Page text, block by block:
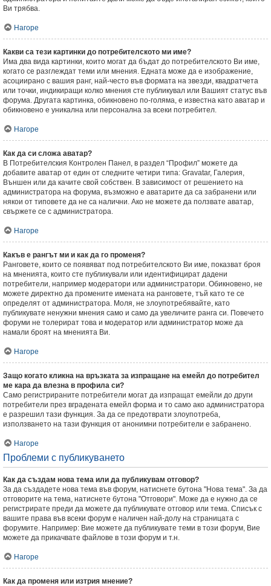
Ви трябва.
Нагоре
Какви са тези картинки до потребителското ми име?
Има два вида картинки, които могат да бъдат до потребителското Ви име,
когато се разглеждат теми или мнения. Едната може да е изображение,
асоциирано с вашия ранг, най-често във формата на звезди, квадратчета
или точки, индикиращи колко мнения сте публикувал или Вашият статус във
форума. Другата картинка, обикновено по-голяма, е известна като аватар и
обикновено е уникална или персонална за всеки потребител.
Нагоре
Как да си сложа аватар?
В Потребителския Контролен Панел, в раздел “Профил” можете да
добавите аватар от един от следните четири типа: Gravatar, Галерия,
Външен или да качите свой собствен. В зависимост от решението на
администратора на форума, възможно е аватарите да са забранени или
някои от типовете да не са налични. Ако не можете да ползвате аватар,
свържете се с администратора.
Нагоре
Какъв е рангът ми и как да го променя?
Ранговете, които се появяват под потребителското Ви име, показват броя
на мненията, които сте публикували или идентифицират дадени
потребители, например модератори или администратори. Обикновено, не
можете директно да промените имената на ранговете, тъй като те се
определят от администратора. Моля, не злоупотребявайте, като
публикувате ненужни мнения само и само да увеличите ранга си. Повечето
форуми не толерират това и модератор или администратор може да
намали броят на мненията Ви.
Нагоре
Защо когато кликна на връзката за изпращане на емейл до потребител
ме кара да влезна в профила си?
Само регистрираните потребители могат да изпращат емейли до други
потребители през вградената емейл форма и то само ако администратора
е разрешил тази функция. За да се предотврати злоупотреба,
използването на тази функция от анонимни потребители е забранено.
Нагоре
Проблеми с публикуването
Как да създам нова тема или да публикувам отговор?
За да създадете нова тема във форум, натиснете бутона "Нова тема". За да
отговорите на тема, натиснете бутона "Отговори". Може да е нужно да се
регистрирате преди да можете да публикувате отговор или тема. Списък с
вашите права във всеки форум е наличен най-долу на страницата с
форумите. Например: Вие можете да публикувате теми в този форум, Вие
можете да прикачвате файлове в този форум и т.н.
Нагоре
Как да променя или изтрия мнение?